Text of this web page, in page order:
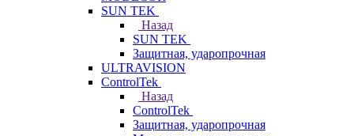
SUN TEK
Назад
SUN TEK
Защитная, ударопрочная
ULTRAVISION
ControlTek
Назад
ControlTek
Защитная, ударопрочная